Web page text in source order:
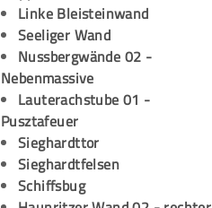
Linke Bleisteinwand
Seeliger Wand
Nussbergwände 02 -
Nebenmassive
Lauterachstube 01 -
Pusztafeuer
Sieghardttor
Sieghardtfelsen
Schiffsbug